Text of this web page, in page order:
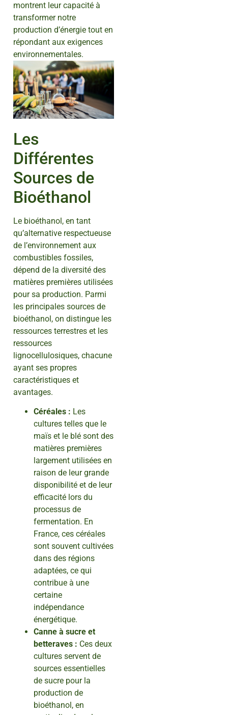
montrent leur capacité à
transformer notre
production d’énergie tout en
répondant aux exigences
environnementales.
Les
Différentes
Sources de
Bioéthanol
Le bioéthanol, en tant
qu’alternative respectueuse
de l’environnement aux
combustibles fossiles,
dépend de la diversité des
matières premières utilisées
pour sa production. Parmi
les principales sources de
bioéthanol, on distingue les
ressources terrestres et les
ressources
lignocellulosiques, chacune
ayant ses propres
caractéristiques et
avantages.
Céréales : Les
cultures telles que le
maïs et le blé sont des
matières premières
largement utilisées en
raison de leur grande
disponibilité et de leur
efficacité lors du
processus de
fermentation. En
France, ces céréales
sont souvent cultivées
dans des régions
adaptées, ce qui
contribue à une
certaine
indépendance
énergétique.
Canne à sucre et
betteraves : Ces deux
cultures servent de
sources essentielles
de sucre pour la
production de
bioéthanol, en